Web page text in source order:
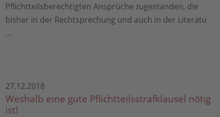
Pflichtteilsberechtigten Ansprüche zugestanden, die
bisher in der Rechtsprechung und auch in der Literatu
...
27.12.2018
Weshalb eine gute Pflichtteilsstrafklausel nötig
ist!